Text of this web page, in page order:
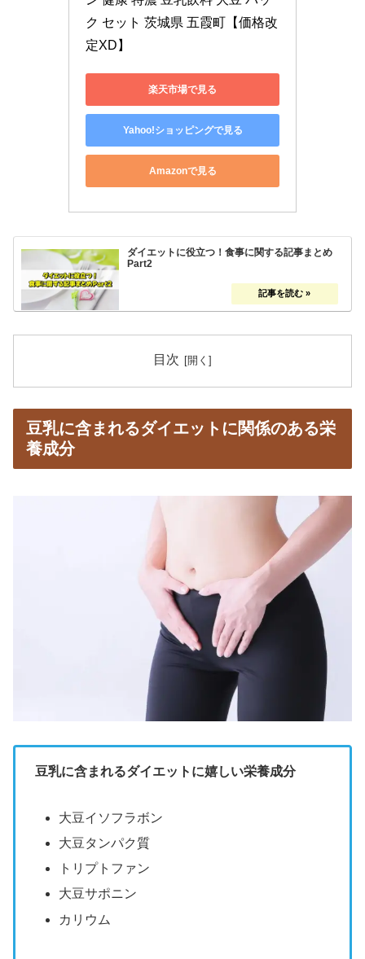
ク セット 茨城県 五霞町【価格改
定XD】
楽天市場で見る
Yahoo!ショッピングで見る
Amazonで見る
ダイエットに役立つ！食事に関する記事まとめ
Part2
目次
豆乳に含まれるダイエットに関係のある栄
養成分
豆乳に含まれるダイエットに嬉しい栄養成分
大豆イソフラボン
大豆タンパク質
トリプトファン
大豆サポニン
カリウム